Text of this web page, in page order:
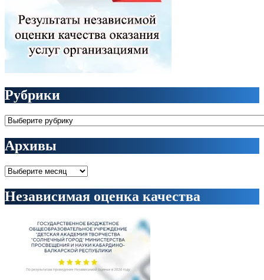
Рубрики
Рубрики
Архивы
Архивы
Независимая оценка качества